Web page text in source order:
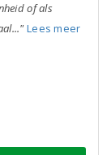
of als
Lees meer